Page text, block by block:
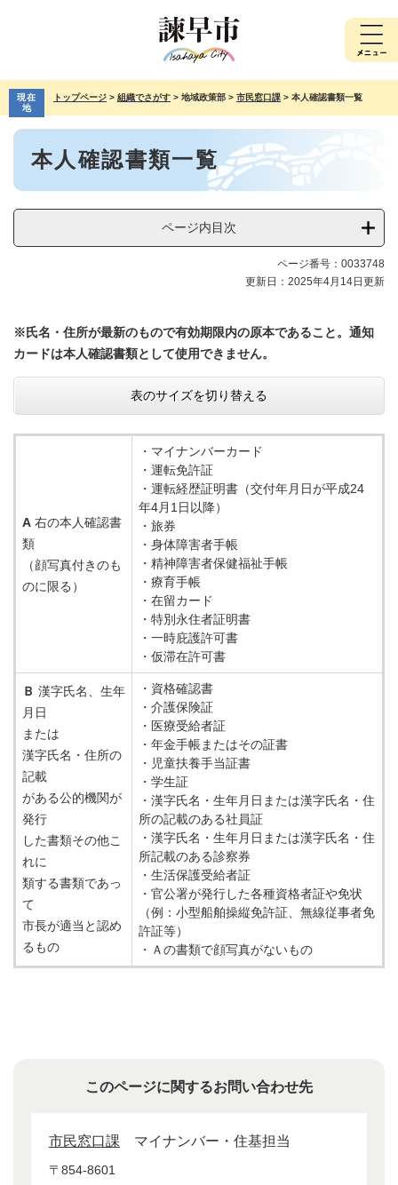
先
で
す。
を
ば
現在
地
トップページ > 組織でさがす > 地域政策部 > 市民窓口課 > 本人確認書類一覧
本
本人確認書類一覧
ページ内目次
ページ番号：0033748
更新日：2025年4月14日更新
※氏名・住所が最新のもので有効期限内の原本であること。通知
カードは本人確認書類として使用できません。​
表のサイズを切り替える
A 右の本人確認書
類
（顔写真付きのも
のに限る）
・マイナンバーカード
・運転免許証
・運転経歴証明書（交付年月日が平成24
年4月1日以降）
・旅券
・身体障害者手帳
・精神障害者保健福祉手帳
・療育手帳
・在留カード
・特別永住者証明書
・一時庇護許可書
・仮滞在許可書
Ｂ 漢字氏名、生年
月日
または
漢字氏名・住所の
記載
がある公的機関が
発行
した書類その他こ
れに
類する書類であっ
て
市長が適当と認め
るもの
・資格確認書
・介護保険証
・医療受給者証
・年金手帳またはその証書
・児童扶養手当証書
・学生証
・漢字氏名・生年月日または漢字氏名・住
所の記載のある社員証
・漢字氏名・生年月日または漢字氏名・住
所記載のある診察券
・生活保護受給者証
・官公署が発行した各種資格者証や免状
（例：小型船舶操縦免許証、無線従事者免
許証等）
・Ａの書類で顔写真がないもの
このページに関するお問い合わせ先
市民窓口課 マイナンバー・住基担当
〒854-8601